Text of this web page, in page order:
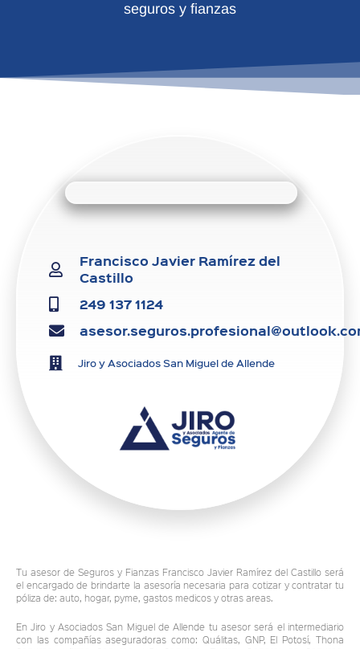
seguros y fianzas
Francisco Javier Ramírez del
Castillo
249 137 1124
Jiro y Asociados San Miguel de Allende
Tu asesor de Seguros y Fianzas Francisco Javier Ramírez del Castillo será
el encargado de brindarte la asesoría necesaria para cotizar y contratar tu
póliza de: auto, hogar, pyme, gastos medicos y otras areas.
En Jiro y Asociados San Miguel de Allende tu asesor será el intermediario
con las compañías aseguradoras como: Quálitas, GNP, El Potosí, Thona